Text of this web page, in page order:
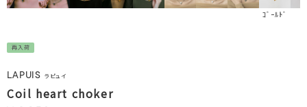
ｺﾞｰﾙﾄﾞ
再入荷
LAPUIS ラピュイ
Coil heart choker